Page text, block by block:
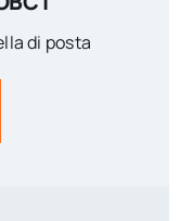
di posta